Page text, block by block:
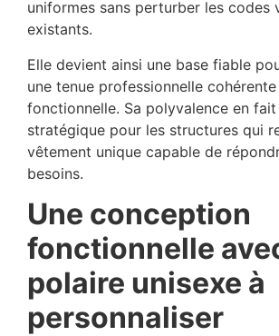
uniformes sans perturber les codes
existants.
Elle devient ainsi une base fiable
une tenue professionnelle
fonctionnelle. Sa polyvalence en
stratégique pour les structures qui
vêtement unique capable de
besoins.
Une conception
fonctionnelle
polaire unisexe à
personnaliser